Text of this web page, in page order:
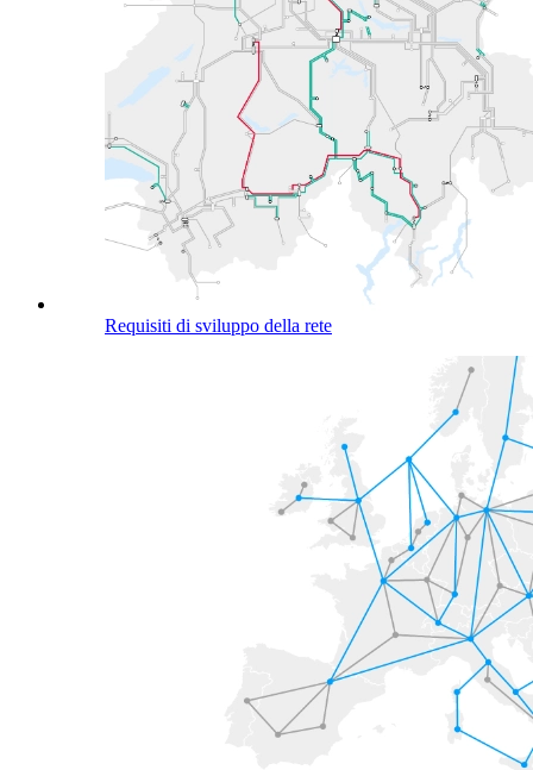
Requisiti di sviluppo della rete